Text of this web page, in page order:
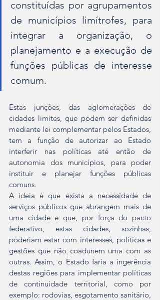
constituídas por agrupamentos
de municípios limítrofes, para
integrar a organização, o
planejamento e a execução de
funções públicas de interesse
comum.
Estas junções, das aglomerações de
cidades limites, que podem ser definidas
mediante lei complementar pelos Estados,
tem a função de autorizar ao Estado
interferir nas políticas até então de
autonomia dos municípios, para poder
instituir e planejar funções públicas
comuns.
A ideia é que exista a necessidade de
serviços públicos que abrangem mais de
uma cidade e que, por força do pacto
federativo, estas cidades, sozinhas,
poderiam estar com interesses, políticas e
gestões que não coadunem uma com as
outras. Assim, o Estado faria a ingerência
destas regiões para implementar políticas
de continuidade territorial, como por
exemplo: rodovias, esgotamento sanitário,